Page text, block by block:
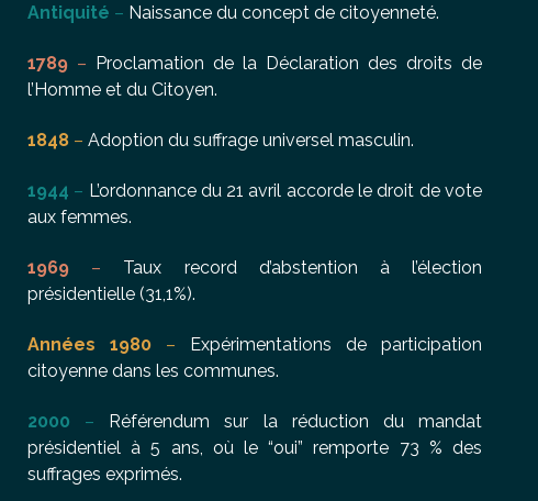
Antiquité – Naissance du concept de citoyenneté.
1789 – Proclamation de la Déclaration des droits de
l’Homme et du Citoyen.
1848 – Adoption du suffrage universel masculin.
1944 – L’ordonnance du 21 avril accorde le droit de vote
aux femmes.
1969 – Taux record d’abstention à l’élection
présidentielle (31,1%).
Années 1980 – Expérimentations de participation
citoyenne dans les communes.
2000 – Référendum sur la réduction du mandat
présidentiel à 5 ans, où le “oui” remporte 73 % des
suffrages exprimés.